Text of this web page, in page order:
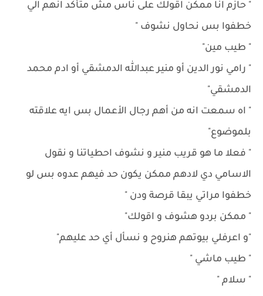
" حازم انا ممكن اقولك على ناس مش متأكد انهم الي
خطفوا بس نحاول نشوف "
" طيب مين"
" رامي نور الدين أو منير عبدالله الدمشقي أو ادم محمد
الدمشقي"
" اه سمعت انه من أهم رجال الأعمال بس ايه علاقته
بلموضوع"
" فعلا ما هو قريب منير و نشوف احطياتنا و نقول
الاسامي دي لادهم ممكن يكون حد فيهم عدوه بس لو
خطفوا مراتي يبقا قرصة ودن "
" ممكن بردو هشوف و اقولك"
"و اعرفلي بيوتهم هنروح و نسأل أي حد عليهم"
" طيب ماشي "
" سلام "